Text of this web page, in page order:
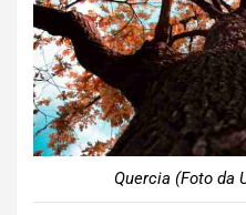
Quercia (Foto da